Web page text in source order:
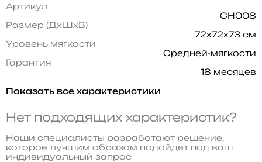
Артикул
CH008
Размер (ДхШхВ)
72x72x73 см
Уровень мягкости
Средней-мягкости
Гарантия
18 месяцев
Показать все характеристики
Нет подходящих характеристик?
Наши специалисты разработают решение,
которое лучшим образом подойдет под ваш
индивидуальный запрос